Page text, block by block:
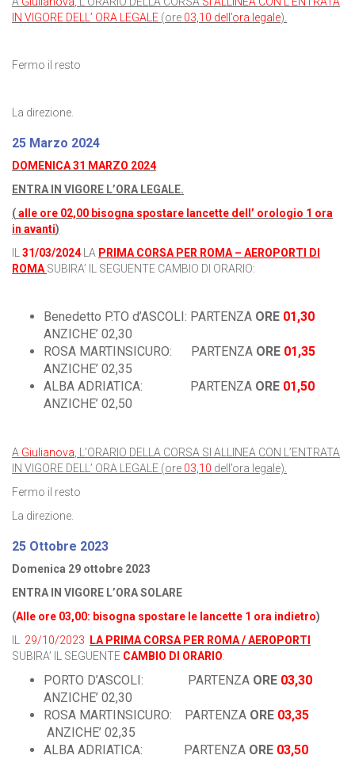
IN VIGORE DELL’ ORA LEGALE (ore 03,10 dell’ora legale).
Fermo il resto
La direzione.
25 Marzo 2024
DOMENICA 31 MARZO 2024
ENTRA IN VIGORE L’ORA LEGALE.
(alle ore 02,00 bisogna spostare lancette dell’ orologio 1 ora
in avanti)
31/03/2024LA PRIMA CORSA PER ROMA – AEROPORTI DI
ROMA SUBIRA’ IL SEGUENTE CAMBIO DI ORARIO:
Benedetto P.TO d’ASCOLI: PARTENZA ORE 01,30
ANZICHE’ 02,30
ROSA MARTINSICURO: PARTENZA ORE 01,35
ANZICHE’ 02,35
ALBA ADRIATICA: PARTENZA ORE 01,50
ANZICHE’ 02,50
A Giulianova
L’ORARIO DELLA CORSA SI ALLINEA CON L’ENTRATA
IN VIGORE DELL’ ORA LEGALE (ore 03,10 dell’ora legale).
Fermo il resto
La direzione.
25 Ottobre 2023
Domenica 29 ottobre 2023
ENTRA IN VIGORE L’ORA SOLARE
(Alle ore 03,00: bisogna spostare le lancette 1 ora indietro)
29/10/2023
LA PRIMA CORSA PER ROMA / AEROPORTI
SUBIRA’ IL SEGUENTE CAMBIO DI ORARIO:
PORTO D’ASCOLI: PARTENZA ORE 03,30
ANZICHE’ 02,30
ROSA MARTINSICURO: PARTENZA ORE 03,35
ANZICHE’ 02,35
ALBA ADRIATICA: PARTENZA ORE 03,50